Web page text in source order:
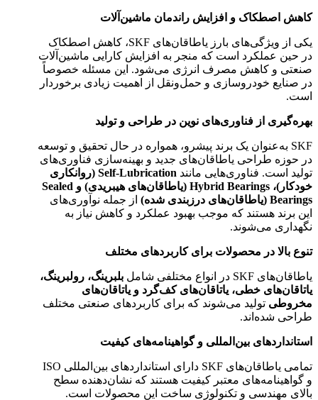
کاهش اصطکاک و افزایش راندمان ماشین‌آلات
یکی از ویژگی‌های بارز یاطاقان‌های SKF، کاهش اصطکاک
در حین عملکرد است که منجر به افزایش کارایی ماشین‌آلات
صنعتی و کاهش مصرف انرژی می‌شود. این مسئله خصوصاً
در صنایع خودروسازی و حمل‌ونقل از اهمیت زیادی برخوردار
است.
بهره‌گیری از فناوری‌های نوین در طراحی و تولید
SKF به‌عنوان یک برند پیشرو، همواره در حال تحقیق و توسعه
در حوزه طراحی یاطاقان‌های جدید و بهینه‌سازی فناوری‌های
تولید است. فناوری‌هایی مانند
Self-Lubrication (روانکاری
خودکار)، Hybrid Bearings (یاطاقان‌های هیبریدی) و Sealed
Bearings (یاطاقان‌های درزبندی شده)
از جمله نوآوری‌های
این برند هستند که موجب بهبود عملکرد و کاهش نیاز به
نگهداری می‌شوند.
تنوع بالا در محصولات برای کاربردهای مختلف
یاطاقان‌های SKF در انواع مختلفی شامل
بلبرینگ، رولبرینگ،
یاتاقان‌های خطی، یاتاقان‌های کف‌گرد و یاتاقان‌های
مخروطی تولید می‌شوند که برای کاربردهای صنعتی مختلف
طراحی شده‌اند.
استانداردهای بین‌المللی و گواهینامه‌های کیفیت
تمامی یاطاقان‌های SKF دارای استانداردهای بین‌المللی ISO
و گواهینامه‌های معتبر کیفیت هستند که نشان‌دهنده سطح
بالای مهندسی و تکنولوژی ساخت این محصولات است.